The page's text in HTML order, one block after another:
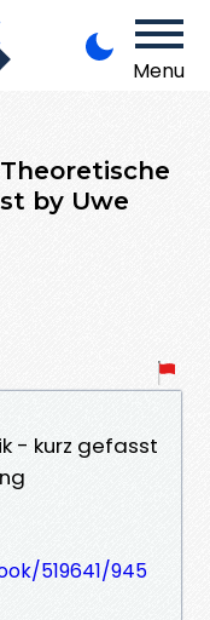
Menu
by Uwe
- kurz gefasst
519641/945